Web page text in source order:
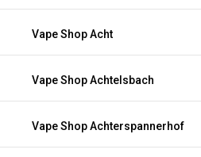
Vape Shop Acht
Vape Shop Achtelsbach
Vape Shop Achterspannerhof